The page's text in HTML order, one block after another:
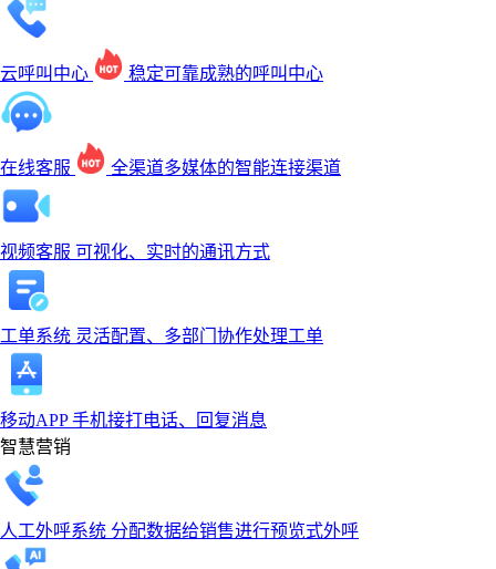
云呼叫中心 稳定可靠成熟的呼叫中心
在线客服 全渠道多媒体的智能连接渠道
视频客服 可视化、实时的通讯方式
工单系统 灵活配置、多部门协作处理工单
移动APP手机接打电话、回复消息
智慧营销
人工外呼系统 分配数据给销售进行预览式外呼